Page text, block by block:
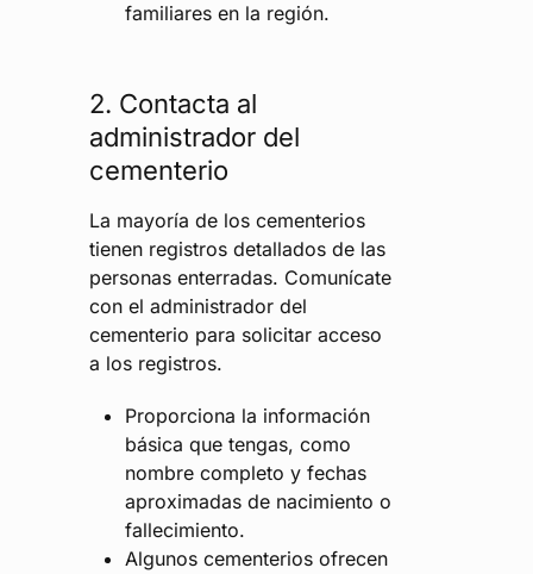
familiares en la región.
2. Contacta al
administrador del
cementerio
La mayoría de los cementerios
tienen registros detallados de las
personas enterradas. Comunícate
con el administrador del
cementerio para solicitar acceso
a los registros.
Proporciona la información
básica que tengas, como
nombre completo y fechas
aproximadas de nacimiento o
fallecimiento.
Algunos cementerios ofrecen